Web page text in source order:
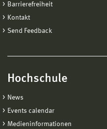
Barrierefreiheit
Kontakt
Send Feedback
Hochschule
News
Events calendar
Medieninformationen